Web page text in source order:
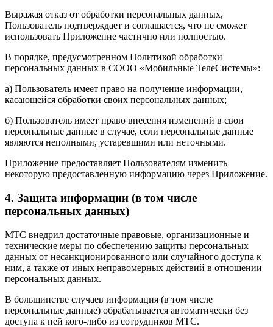
Выражая отказ от обработки персональных данных,
Пользователь подтверждает и соглашается, что не сможет
использовать Приложение частично или полностью.
В порядке, предусмотренном Политикой обработки
персональных данных в СООО «Мобильные ТелеСистемы»:
а) Пользователь имеет право на получение информации,
касающейся обработки своих персональных данных;
б) Пользователь имеет право внесения изменений в свои
персональные данные в случае, если персональные данные
являются неполными, устаревшими или неточными.
Приложение предоставляет Пользователям изменить
некоторую предоставленную информацию через Приложение.
4. Защита информации (в том числе
персональных данных)
МТС внедрил достаточные правовые, организационные и
технические меры по обеспечению защиты персональных
данных от несанкционированного или случайного доступа к
ним, а также от иных неправомерных действий в отношении
персональных данных.
В большинстве случаев информация (в том числе
персональные данные) обрабатывается автоматически без
доступа к ней кого-либо из сотрудников МТС.